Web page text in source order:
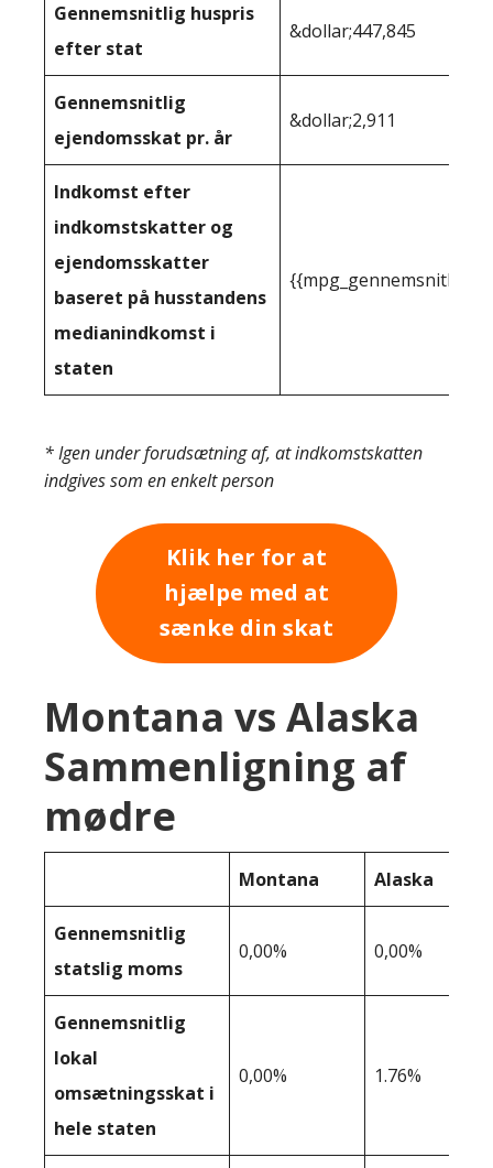
Gennemsnitlig huspris
efter stat
&dollar;447,845
Gennemsnitlig
ejendomsskat pr. år
&dollar;2,911
Indkomst efter
indkomstskatter og
ejendomsskatter
baseret på husstandens
medianindkomst i
staten
* Igen under forudsætning af, at indkomstskatten
indgives som en enkelt person
Klik her for at
hjælpe med at
sænke din skat
Montana vs Alaska
Sammenligning af
mødre
Montana Alaska
Gennemsnitlig
statslig moms
0,00% 0,00%
Gennemsnitlig
lokal
omsætningsskat i
hele staten
0,00% 1.76%